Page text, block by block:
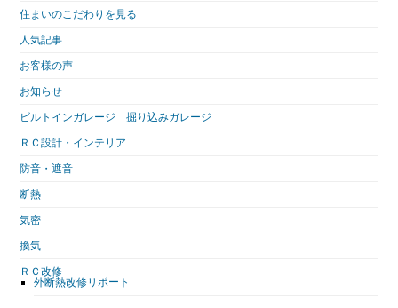
住まいのこだわりを見る
人気記事
お客様の声
お知らせ
ビルトインガレージ 掘り込みガレージ
ＲＣ設計・インテリア
防音・遮音
断熱
気密
換気
ＲＣ改修
外断熱改修リポート